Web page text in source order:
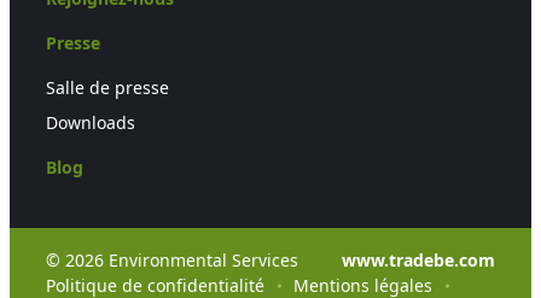
Presse
Salle de presse
Downloads
Blog
© 2026 Environmental Services
www.tradebe.com
Politique de confidentialité
Mentions légales